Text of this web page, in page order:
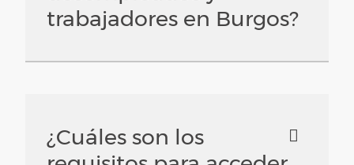
trabajadores en Burgos?
¿Cuáles son los